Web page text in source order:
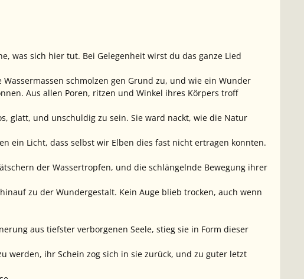
was sich hier tut. Bei Gelegenheit wirst du das ganze Lied
schmolzen gen Grund zu, und wie ein Wunder
Aus allen Poren, ritzen und Winkel ihres Körpers troff
glatt, und unschuldig zu sein. Sie ward nackt, wie die Natur
ein Licht, dass selbst wir Elben dies fast nicht ertragen konnten.
der Wassertropfen, und die schlängelnde Bewegung ihrer
zu der Wundergestalt. Kein Auge blieb trocken, auch wenn
aus tiefster verborgenen Seele, stieg sie in Form dieser
werden, ihr Schein zog sich in sie zurück, und zu guter letzt